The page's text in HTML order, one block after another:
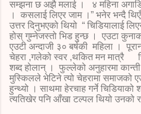
सम्झना छ अझै मलाई । ४ महिना
। कसलाई लिएर जाम ।” भनेर भन्दै
उत्तर दिनुभएको थियो “ चिडियालाई
होस् गुम्नेजस्तो भिड हुन्छ । एउटा
एउटी अन्दाजी ३० बर्षकी महिला ।
चेहरा ,गलेको स्वर ,थकित मन मात्रै
शब्द होलान् । फुल्लेको अनुहारमा
मुस्किलले भेटिने त्यो चेहरामा समाजको
हुन्थ्यो । साथमा हेरचाह गर्ने चिडियाको
त्यतिखेर पनि आँखा टल्पल थियो उनको